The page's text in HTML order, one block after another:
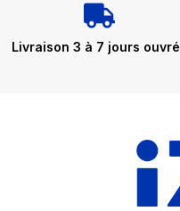
Livraison 3 à 7 jours